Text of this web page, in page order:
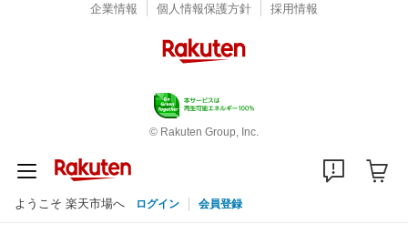
企業情報 個人情報保護方針 採用情報
© Rakuten Group, Inc.
ようこそ 楽天市場へ ログイン 会員登録